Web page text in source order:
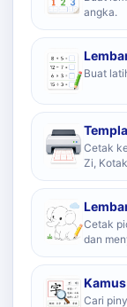
angka.
Buat
Cetak
Zi,
Cetak
dan
Cari